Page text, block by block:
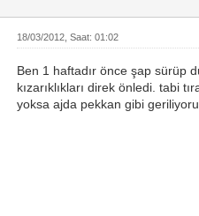
18/03/2012, Saat: 01:02
Ben 1 haftadır önce şap sürüp
kızarıklıkları direk önledi. tabi
yoksa ajda pekkan gibi